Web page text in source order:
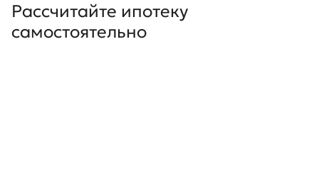
Рассчитайте ипотеку
самостоятельно